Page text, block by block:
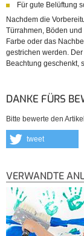
Für gute Belüftung
Nachdem die
Türrahmen, Böden
Farbe oder das
gestrichen werden.
Beachtung geschenkt,
DANKE FÜRS
Bitte bewerte den
tweet
VERWANDTE